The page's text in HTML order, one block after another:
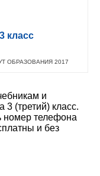
класс
ОБРАЗОВАНИЯ 2017
и
3 (третий) класс.
номер телефона
и без